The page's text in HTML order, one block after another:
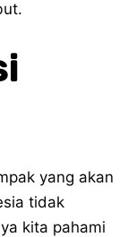
yang akan
tidak
kita pahami